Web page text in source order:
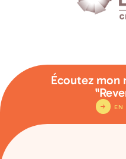
Écoutez mon
EN